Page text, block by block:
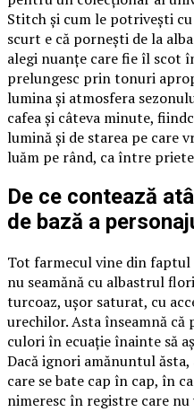
Stitch și cum le potrivești
scurt e că pornești de la
alegi nuanțe care fie îl scot
prelungesc prin tonuri
lumina și atmosfera
cafea și câteva minute,
lumină și de starea pe care
luăm pe rând, ca între
De ce contează
de bază a
Tot farmecul vine din
nu seamănă cu albastrul
turcoaz, ușor saturat, cu
urechilor. Asta înseamnă că
culori în ecuație înainte să
Dacă ignori amănuntul
care se bate cap în cap, în
nimeresc în registre care